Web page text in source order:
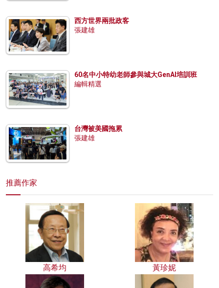
西方世界兩批政客
張建雄
60名中小特幼老師參與城大GenAI培訓班
編輯精選
台灣被美國拖累
張建雄
推薦作家
高希均 黃珍妮